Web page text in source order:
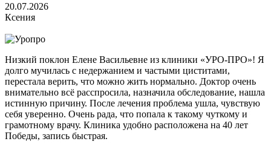
20.07.2026
Ксения
Низкий поклон Елене Васильевне из клиники «УРО-ПРО»! Я
долго мучилась с недержанием и частыми циститами,
перестала верить, что можно жить нормально. Доктор очень
внимательно всё расспросила, назначила обследование, нашла
истинную причину. После лечения проблема ушла, чувствую
себя уверенно. Очень рада, что попала к такому чуткому и
грамотному врачу. Клиника удобно расположена на 40 лет
Победы, запись быстрая.